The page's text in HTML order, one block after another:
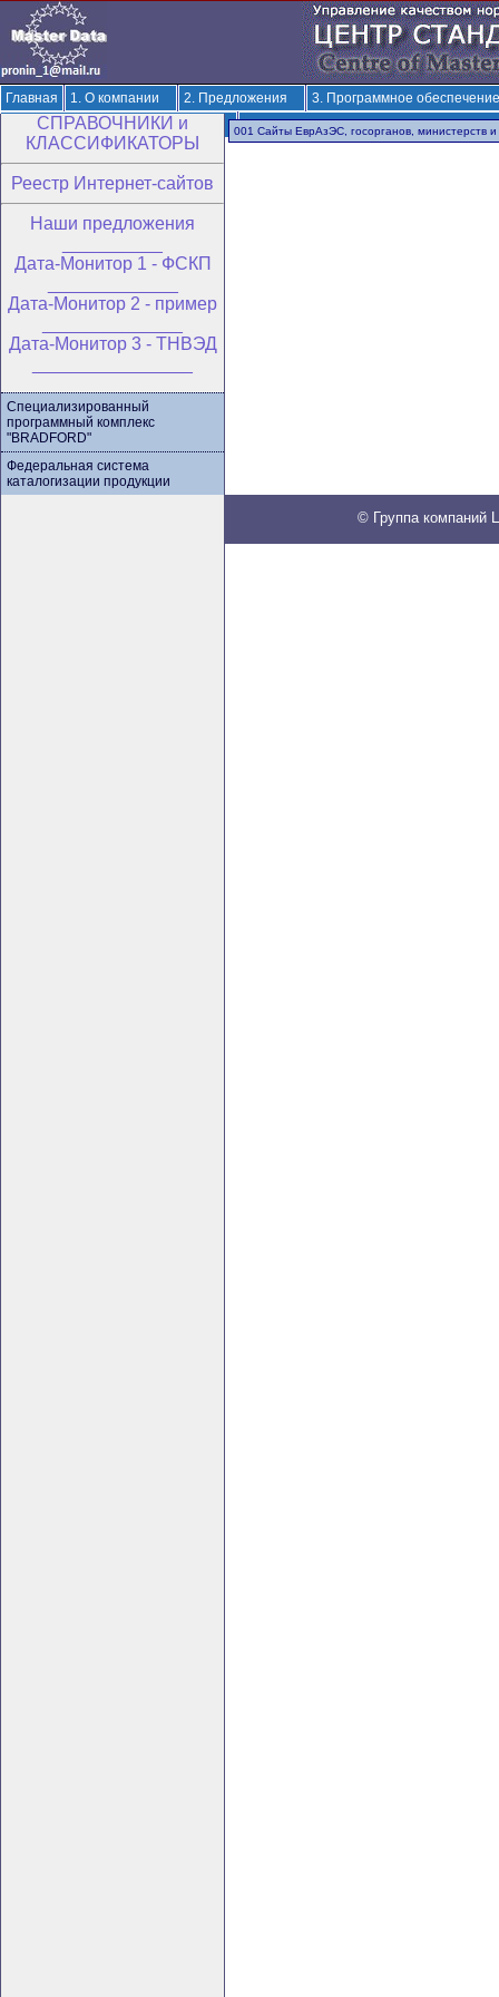
Главная 1. О компании 2. Предложения
3. Программное обеспечение
6. Разработка ОКВЭД-3 и ОКПД-3
7. Решения по терминологии и
CПРАВОЧНИКИ и
КЛАССИФИКАТОРЫ
Реестр Интернет-сайтов
Hаши предложения
Дата-Монитор 1 - ФСКП
Дата-Монитор 2 - пример
Дата-Монитор 3 - ТНВЭД
Специализированный
программный комплекс
"BRADFORD"
Федеральная система
каталогизации продукции
001 Сайты ЕврАзЭС, госорганов, министерств
© Группа компаний